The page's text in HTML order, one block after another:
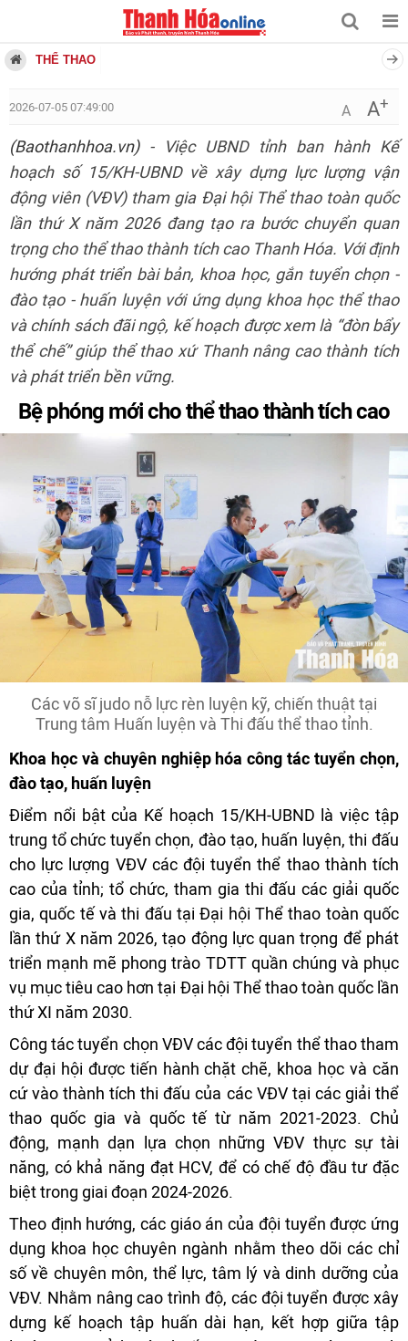
THỂ THAO
2026-07-05 07:49:00 A A+
(Baothanhhoa.vn)- Việc UBND tỉnh ban hành Kế
hoạch số 15/KH-UBND về xây dựng lực lượng vận
động viên (VĐV) tham gia Đại hội Thể thao toàn quốc
lần thứ X năm 2026 đang tạo ra bước chuyển quan
trọng cho thể thao thành tích cao Thanh Hóa. Với định
hướng phát triển bài bản, khoa học, gắn tuyển chọn -
đào tạo - huấn luyện với ứng dụng khoa học thể thao
và chính sách đãi ngộ, kế hoạch được xem là “đòn bẩy
thể chế” giúp thể thao xứ Thanh nâng cao thành tích
và phát triển bền vững.
Bệ phóng mới cho thể thao thành tích cao
Các võ sĩ judo nỗ lực rèn luyện kỹ, chiến thuật tại
Trung tâm Huấn luyện và Thi đấu thể thao tỉnh.
Khoa học và chuyên nghiệp hóa công tác tuyển chọn,
đào tạo, huấn luyện
Điểm nổi bật của Kế hoạch 15/KH-UBND là việc tập
trung tổ chức tuyển chọn, đào tạo, huấn luyện, thi đấu
cho lực lượng VĐV các đội tuyển thể thao thành tích
cao của tỉnh; tổ chức, tham gia thi đấu các giải quốc
gia, quốc tế và thi đấu tại Đại hội Thể thao toàn quốc
lần thứ X năm 2026, tạo động lực quan trọng để phát
triển mạnh mẽ phong trào TDTT quần chúng và phục
vụ mục tiêu cao hơn tại Đại hội Thể thao toàn quốc lần
thứ XI năm 2030.
Công tác tuyển chọn VĐV các đội tuyển thể thao tham
dự đại hội được tiến hành chặt chẽ, khoa học và căn
cứ vào thành tích thi đấu của các VĐV tại các giải thể
thao quốc gia và quốc tế từ năm 2021-2023. Chủ
động, mạnh dạn lựa chọn những VĐV thực sự tài
năng, có khả năng đạt HCV, để có chế độ đầu tư đặc
biệt trong giai đoạn 2024-2026.
Theo định hướng, các giáo án của đội tuyển được ứng
dụng khoa học chuyên ngành nhằm theo dõi các chỉ
số về chuyên môn, thể lực, tâm lý và dinh dưỡng của
VĐV. Nhằm nâng cao trình độ, các đội tuyển được xây
dựng kế hoạch tập huấn dài hạn, kết hợp giữa tập